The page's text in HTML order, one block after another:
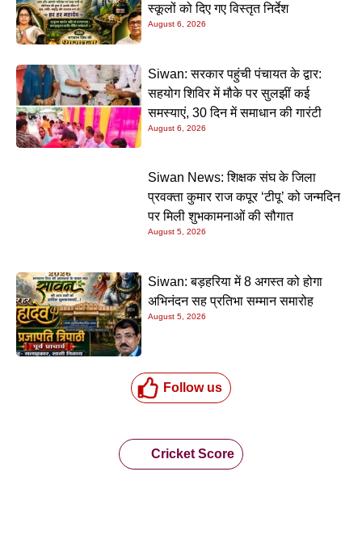
स्कूलों को दिए गए विस्तृत निर्देश
August 6, 2026
Siwan: सरकार पहुंची पंचायत के द्वार:
सहयोग शिविर में मौके पर सुलझीं कई
समस्याएं, 30 दिन में समाधान की गारंटी
August 6, 2026
Siwan News: शिक्षक संघ के जिला
प्रवक्ता कुमार राज कपूर ‘टीपू’ को जन्मदिन
पर मिली शुभकामनाओं की सौगात
August 5, 2026
Siwan: बड़हरिया में 8 अगस्त को होगा
अभिनंदन सह प्रतिभा सम्मान समारोह
August 5, 2026
Follow us
Cricket Score